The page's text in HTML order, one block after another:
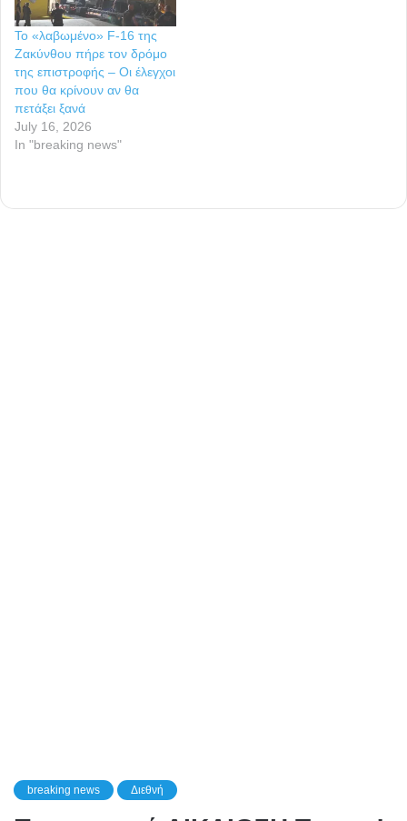
Το «λαβωμένο» F-16 της
Ζακύνθου πήρε τον δρόμο
της επιστροφής – Οι έλεγχοι
που θα κρίνουν αν θα
πετάξει ξανά
July 16, 2026
In "breaking news"